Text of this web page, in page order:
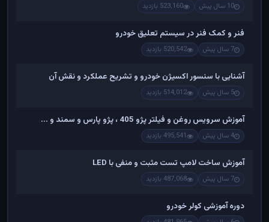
10 سال پیش 523,160 بازدید
فنر و کمک فنر در سیستم تعلیق خودرو
7 سال پیش 520,542 بازدید
آشنایی با سنسور اکسیژن خودرو و تشریح عملکرد و نقش آن
5 سال پیش 514,012 بازدید
آموزش سرویس روغن و فیلتر پژو 405 ، پژو پارس و سمند و ...
4 سال پیش 495,541 بازدید
آموزش ساخت لامپ تست مثبت و منفی با LED
7 سال پیش 487,068 بازدید
دوره آموزشی کولر خودرو